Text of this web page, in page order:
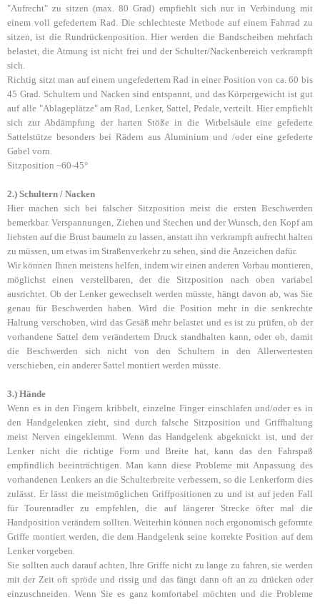
"Aufrecht" zu sitzen (max. 80 Grad) empfiehlt sich nur in Verbindung mit
einem voll gefedertem Rad. Die schlechteste Methode auf einem Fahrrad zu
sitzen, ist die Rundrückenposition. Hier werden die Bandscheiben mehrfach
belastet, die Atmung ist nicht frei und der Schulter/Nackenbereich verkrampft
sich.
Richtig sitzt man auf einem ungefedertem Rad in einer Position von ca. 60 bis
45 Grad. Schultern und Nacken sind entspannt, und das Körpergewicht ist gut
auf alle "Ablageplätze" am Rad, Lenker, Sattel, Pedale, verteilt. Hier empfiehlt
sich zur Abdämpfung der harten Stöße in die Wirbelsäule eine gefederte
Sattelstütze besonders bei Rädern aus Aluminium und /oder eine gefederte
Gabel vorn.
Sitzposition ~60-45°
2.) Schultern / Nacken
Hier machen sich bei falscher Sitzposition meist die ersten Beschwerden
bemerkbar. Verspannungen, Ziehen und Stechen und der Wunsch, den Kopf am
liebsten auf die Brust baumeln zu lassen, anstatt ihn verkrampft aufrecht halten
zu müssen, um etwas im Straßenverkehr zu sehen, sind die Anzeichen dafür.
Wir können Ihnen meistens helfen, indem wir einen anderen Vorbau montieren,
möglichst einen verstellbaren, der die Sitzposition nach oben variabel
ausrichtet. Ob der Lenker gewechselt werden müsste, hängt davon ab, was Sie
genau für Beschwerden haben. Wird die Position mehr in die senkrechte
Haltung verschoben, wird das Gesäß mehr belastet und es ist zu prüfen, ob der
vorhandene Sattel dem verändertem Druck standhalten kann, oder ob, damit
die Beschwerden sich nicht von den Schultern in den Allerwertesten
verschieben, ein anderer Sattel montiert werden müsste.
3.) Hände
Wenn es in den Fingern kribbelt, einzelne Finger einschlafen und/oder es in
den Handgelenken zieht, sind durch falsche Sitzposition und Griffhaltung
meist Nerven eingeklemmt. Wenn das Handgelenk abgeknickt ist, und der
Lenker nicht die richtige Form und Breite hat, kann das den Fahrspaß
empfindlich beeinträchtigen. Man kann diese Probleme mit Anpassung des
vorhandenen Lenkers an die Schulterbreite verbessern, so die Lenkerform dies
zulässt. Er lässt die meistmöglichen Griffpositionen zu und ist auf jeden Fall
für Tourenradler zu empfehlen, die auf längerer Strecke öfter mal die
Handposition verändern sollten. Weiterhin können noch ergonomisch geformte
Griffe montiert werden, die dem Handgelenk seine korrekte Position auf dem
Lenker vorgeben.
Sie sollten auch darauf achten, Ihre Griffe nicht zu lange zu fahren, sie werden
mit der Zeit oft spröde und rissig und das fängt dann oft an zu drücken oder
einzuschneiden. Wenn Sie es ganz komfortabel möchten und die Probleme